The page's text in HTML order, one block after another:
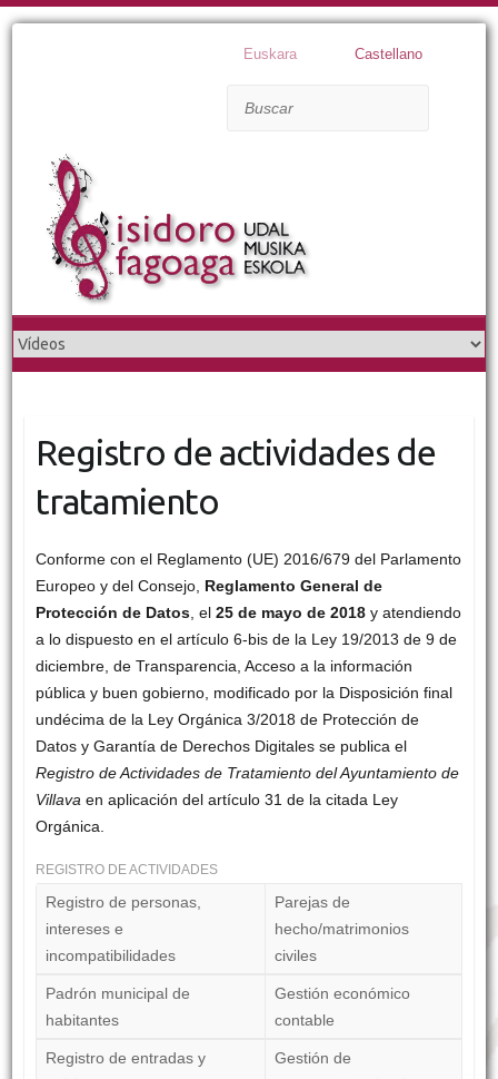
Euskara Castellano
Registro de actividades de
tratamiento
Conforme con el Reglamento (UE) 2016/679 del Parlamento
Europeo y del Consejo, Reglamento General de
Protección de Datos, el 25 de mayo de 2018y atendiendo
a lo dispuesto en el artículo 6-bis de la Ley 19/2013 de 9 de
diciembre, de Transparencia, Acceso a la información
pública y buen gobierno, modificado por la Disposición final
undécima de la Ley Orgánica 3/2018 de Protección de
Datos y Garantía de Derechos Digitales se publica el
Registro de Actividades de Tratamiento del Ayuntamiento de
Villava en aplicación del artículo 31 de la citada Ley
Orgánica.
REGISTRO DE ACTIVIDADES
Registro de personas,
intereses e
incompatibilidades
Parejas de
hecho/matrimonios
civiles
Padrón municipal de
habitantes
Gestión económico
contable
Registro de entradas y
Gestión de